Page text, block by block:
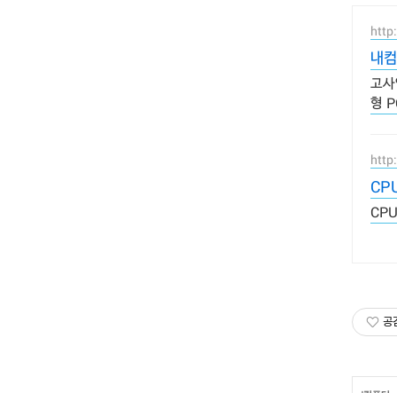
내
고
형
공